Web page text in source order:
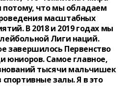
потому, что мы обладаем
масштабных
В 2018 и 2019 годах мы
Лиги наций.
завершилось Первенство
юниоров. Самое главное,
тысячи мальчишек
залы. Я в это